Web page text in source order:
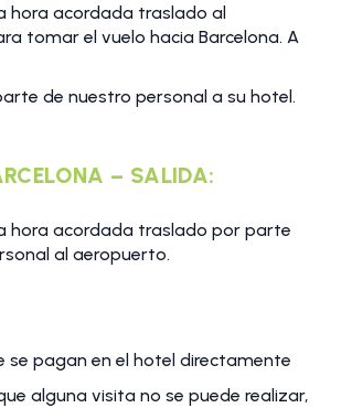
hora acordada traslado al
tomar el vuelo hacia Barcelona. A
de nuestro personal a su hotel.
– SALIDA:
hora acordada traslado por parte
al aeropuerto.
se pagan en el hotel directamente
alguna visita no se puede realizar,